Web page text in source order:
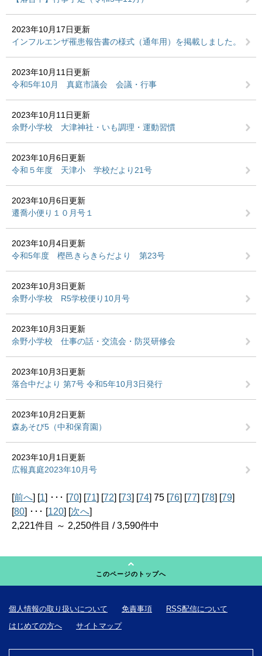
2023年10月17日更新
インフルエンザ罹患報告書の様式（通年用）を掲載しました。
2023年10月11日更新
令和5年10月 真庭市議会 会議・行事
2023年10月11日更新
余野小学校 大津神社・いも調理・運動習慣
2023年10月6日更新
令和５年度 天津小 学校だより21号
2023年10月6日更新
遷喬小便り１０月号１
2023年10月4日更新
令和5年度 樫邑きらきらだより 第23号
2023年10月3日更新
余野小学校 R5学校便り10月号
2023年10月3日更新
余野小学校 仕事の話・交流会・防災研修会
2023年10月3日更新
落合中だより 第7号 令和5年10月3日発行
2023年10月2日更新
森あそび5（中和保育園）
2023年10月1日更新
広報真庭2023年10月号
[前へ] [1] ･･･ [70] [71] [72] [73] [74] 75 [76] [77] [78] [79]
[80] ･･･ [120] [次へ]
2,221件目 ～ 2,250件目 / 3,590件中
このページのトップへ
個人情報の取り扱いについて 免責事項
RSS配信について
はじめての方へ
サイトマップ